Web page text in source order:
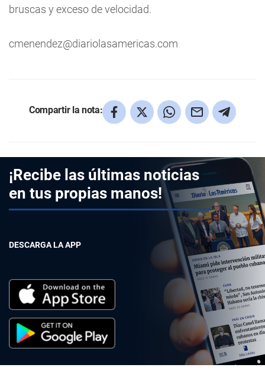
bruscas y exceso de velocidad.
cmenendez@diariolasamericas.com
Compartir la nota:
¡Recibe las últimas noticias
en tus propias manos!
DESCARGA LA APP